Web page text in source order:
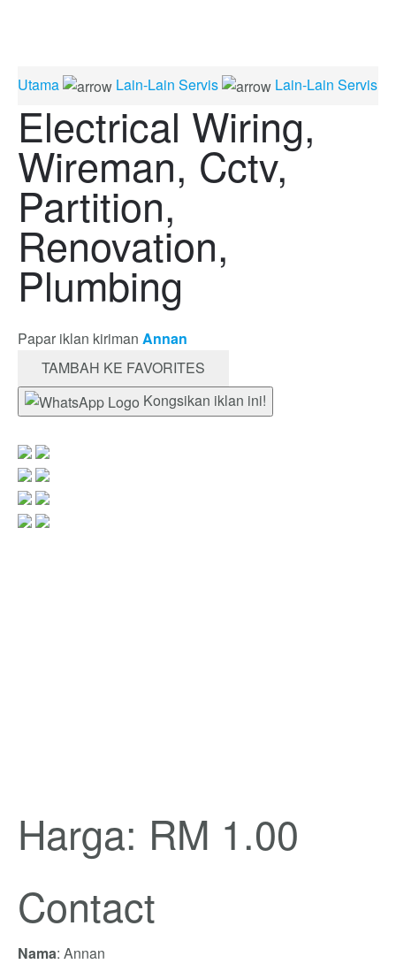
Utama Lain-Lain Servis Lain-Lain Servis
Electrical Wiring,
Wireman, Cctv,
Partition,
Renovation,
Plumbing
Papar iklan kiriman Annan
TAMBAH KE FAVORITES
Kongsikan iklan ini!
Harga: RM 1.00
Contact
Nama: Annan